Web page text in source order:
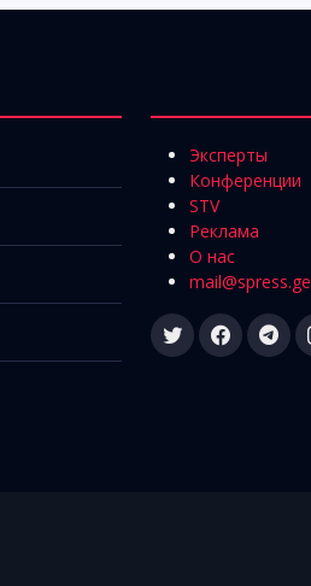
Эксперты
Конференции
STV
Реклама
О нас
mail@spress.ge